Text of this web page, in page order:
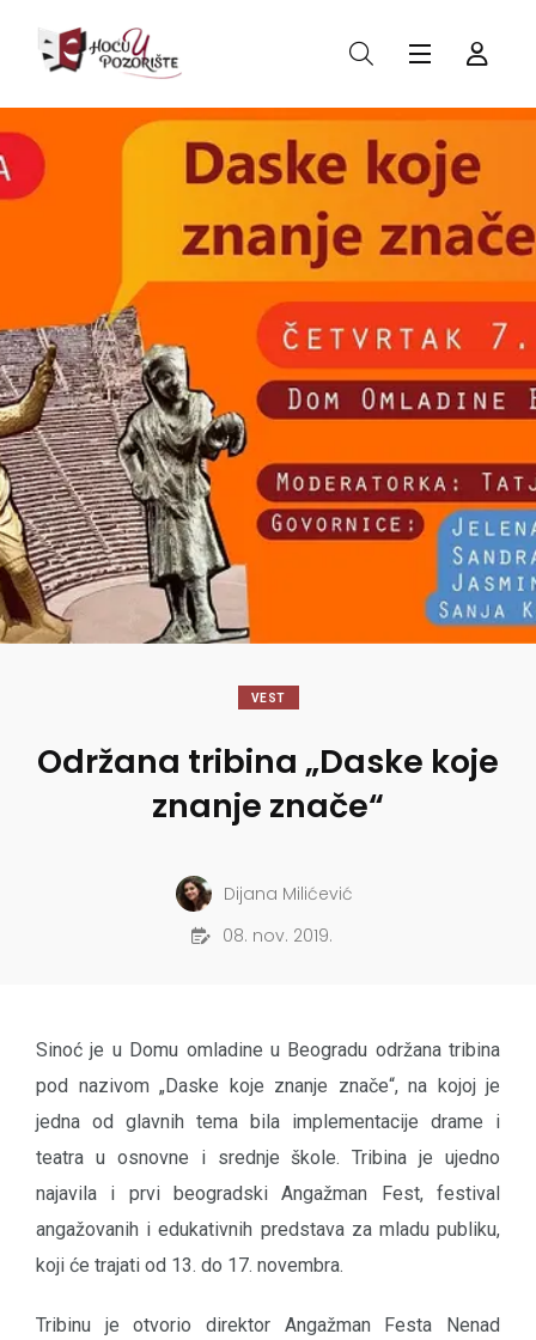
VEST
Održana tribina „Daske koje
znanje znače“
Dijana Milićević
08. nov. 2019.
Sinoć je u Domu omladine u Beogradu održana tribina
pod nazivom „Daske koje znanje znače“, na kojoj je
jedna od glavnih tema bila implementacije drame i
teatra u osnovne i srednje škole. Tribina je ujedno
najavila i prvi beogradski Angažman Fest, festival
angažovanih i edukativnih predstava za mladu publiku,
koji će trajati od 13. do 17. novembra.
Tribinu je otvorio direktor Angažman Festa Nenad